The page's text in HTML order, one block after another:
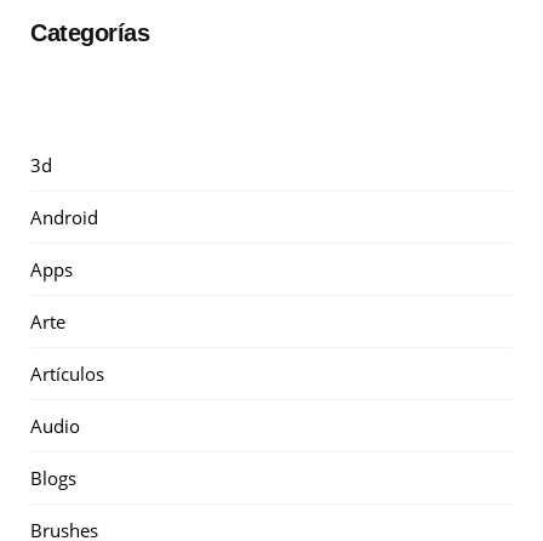
Categorías
3d
Android
Apps
Arte
Artículos
Audio
Blogs
Brushes